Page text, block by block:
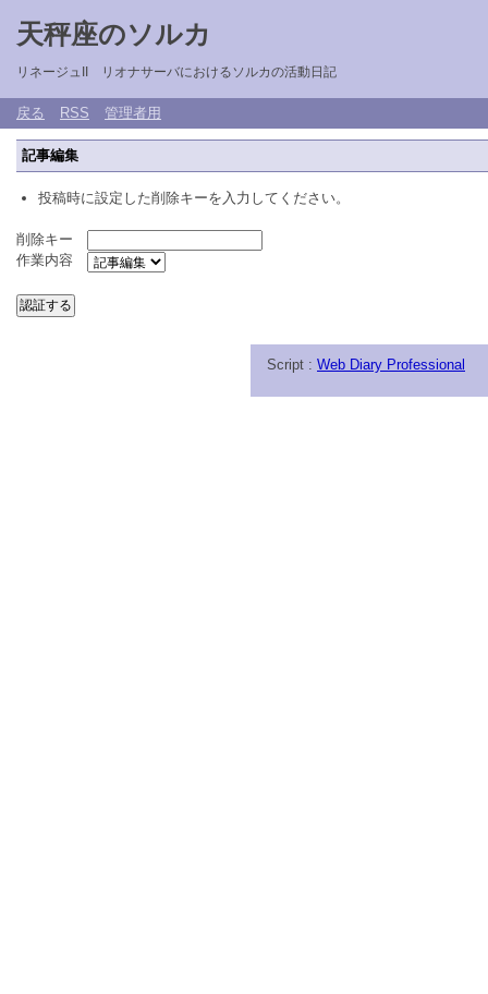
天秤座のソルカ
リネージュII リオナサーバにおけるソルカの活動日記
戻る RSS 管理者用
記事編集
投稿時に設定した削除キーを入力してください。
削除キー
作業内容
Script : Web Diary Professional